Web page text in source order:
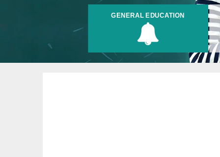
GENERAL EDUCATION